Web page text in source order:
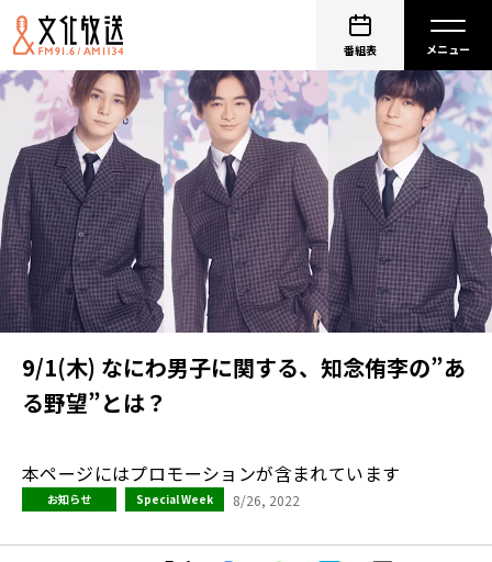
番組表
9/1(木) なにわ男子に関する、知念侑李の”あ
る野望”とは？
本ページにはプロモーションが含まれています
お知らせ Special Week 8/26, 2022